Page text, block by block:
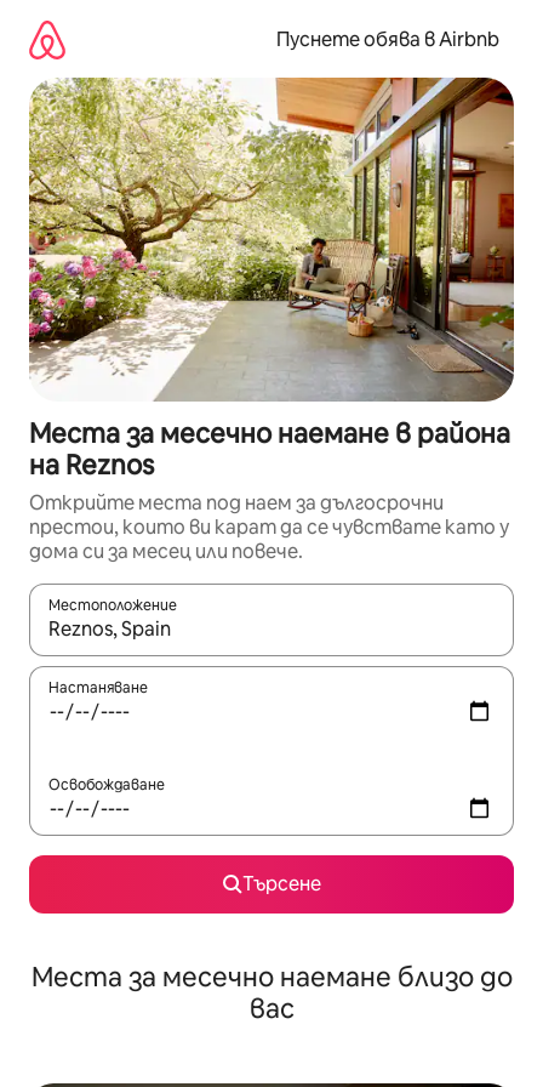
съдържанието
Пуснете обява в Airbnb
Места за месечно наемане в района
на Reznos
Открийте места под наем за дългосрочни
престои, които ви карат да се чувствате като у
дома си за месец или повече.
Местоположение
Когато резултатите се покажат, използвайте
Настаняване
Освобождаване
Търсене
Места за месечно наемане близо до
вас